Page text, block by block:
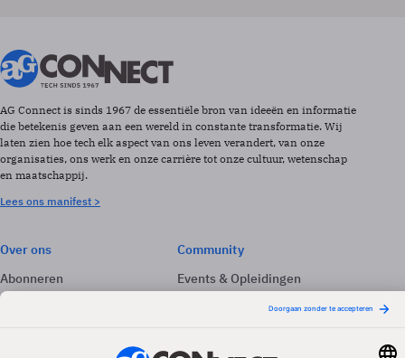
AG Connect is sinds 1967 de essentiële bron van ideeën en informatie
die betekenis geven aan een wereld in constante transformatie. Wij
laten zien hoe tech elk aspect van ons leven verandert, van onze
organisaties, ons werk en onze carrière tot onze cultuur, wetenschap
en maatschappij.
Lees ons manifest >
Over ons
Abonneren
Adverteren
Community
Events & Opleidingen